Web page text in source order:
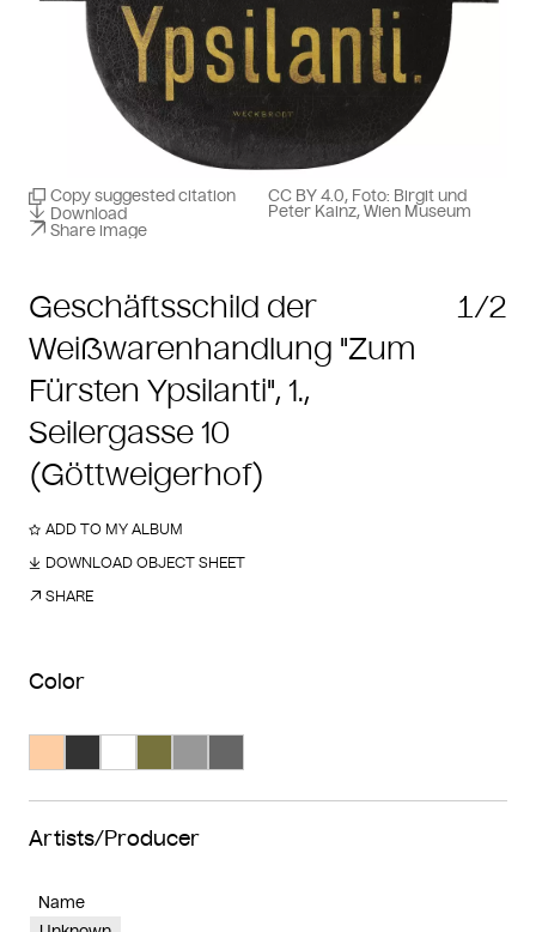
Geschäftsschild der
Weißwarenhandlung "Zum
Fürsten Ypsilanti", 1.,
Seilergasse 10
(Göttweigerhof)
1/2
Copy suggested citation
Download
Share image
CC BY 4.0, Foto: Birgit und
Peter Kainz, Wien Museum
ADD TO MY ALBUM
DOWNLOAD OBJECT SHEET
SHARE
Color
Artists/Producer
Name